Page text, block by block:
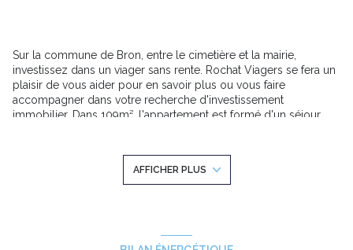
Sur la commune de Bron, entre le cimetière et la mairie,
investissez dans un viager sans rente. Rochat Viagers se fera un
plaisir de vous aider pour en savoir plus ou vous faire
accompagner dans votre recherche d'investissement
immobilier. Dans 109m², l'appartement est formé d'un séjour
un confort particulièrement appréciable. Le double vitrage
garantit le calme du lieu. Ce bien vous fait bénéficier d'une cave.
copropriété est équipée d'un ascenseur. La construction de
AFFICHER PLUS